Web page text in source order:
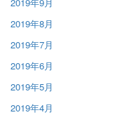
2019年8月
2019年7月
2019年6月
2019年5月
2019年4月